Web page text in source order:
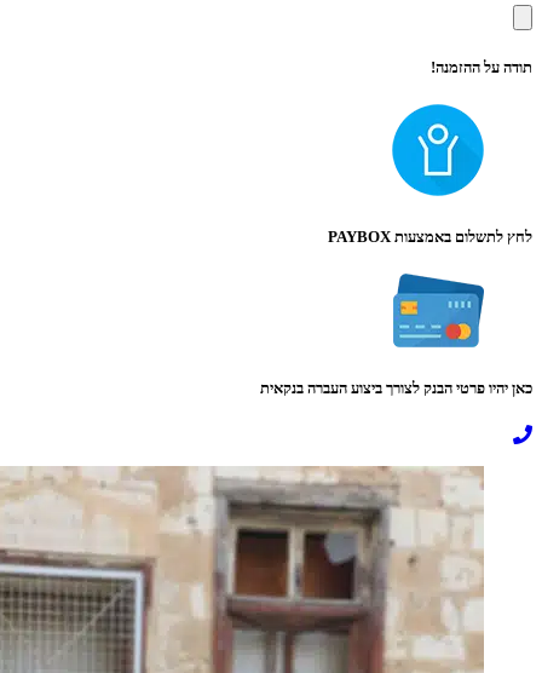
תודה על ההזמנה!
לחץ לתשלום באמצעות PAYBOX
כאן יהיו פרטי הבנק לצורך ביצוע העברה בנקאית